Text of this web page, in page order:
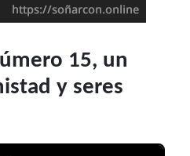
15, un
y seres